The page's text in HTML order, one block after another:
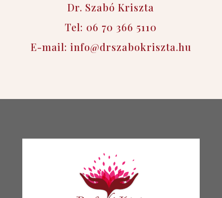
Dr. Szabó Kriszta
Tel: 06 70 366 5110
E-mail: info@drszabokriszta.hu